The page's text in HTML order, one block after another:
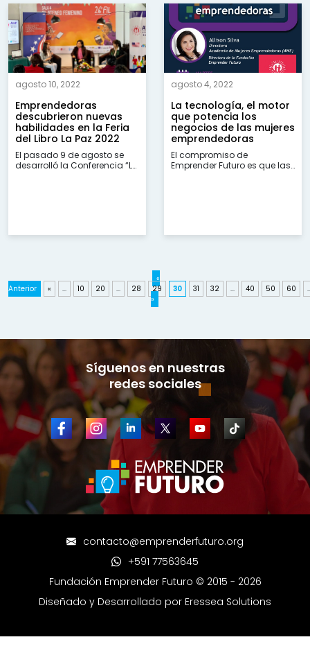
agosto 10, 2022
Emprendedoras
descubrieron nuevas
habilidades en la Feria
del Libro La Paz 2022
El pasado 9 de agosto se
desarrolló la Conferencia “La
agosto 4, 2022
La tecnología, el motor
que potencia los
negocios de las mujeres
emprendedoras
El compromiso de
Emprender Futuro es que las
«
Anterior
« ... 10 20 ... 28 29 30 31 32 ... 40 50 60
»
Síguenos en nuestras
redes sociales
contacto@emprenderfuturo.org
+591 77563645
Fundación Emprender Futuro © 2015 - 2026
Diseñado y Desarrollado por Eressea Solutions